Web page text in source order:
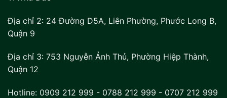
Địa chỉ 2: 24 Đường D5A, Liên Phường, Phước Long B,
Quận 9
Địa chỉ 3: 753 Nguyễn Ảnh Thủ, Phường Hiệp Thành,
Quận 12
Hotline: 0909 212 999 - 0788 212 999 - 0707 212 999